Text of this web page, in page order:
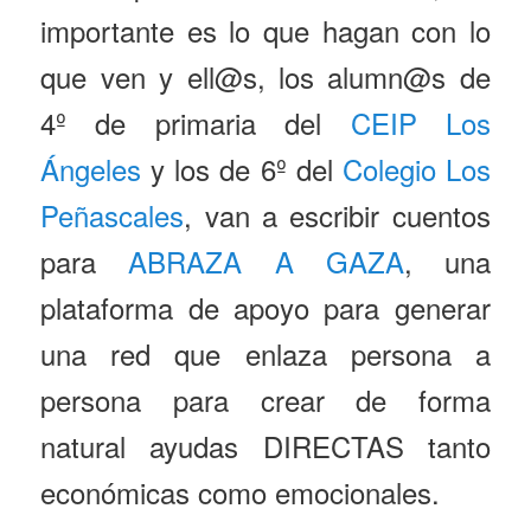
importante es lo que hagan con lo
que ven y ell@s, los alumn@s de
4º de primaria del CEIP Los
Ángeles y los de 6º del Colegio Los
Peñascales, van a escribir cuentos
paraABRAZA A GAZA, una
plataforma de apoyo para generar
una red que enlaza persona a
persona para crear de forma
natural ayudas DIRECTAS tanto
económicas como emocionales.